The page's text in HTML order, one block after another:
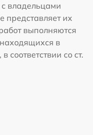
владельцами
представляет их
выполняются
в
соответствии со ст.